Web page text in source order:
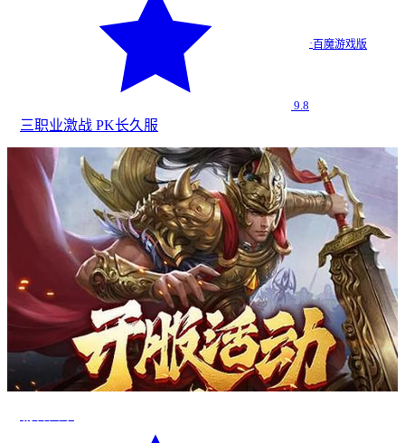
9.8
· 百魔游戏版
三职业激战 PK长久服